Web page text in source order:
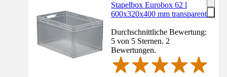
Stapelbox Eurobox 62 l
600x320x400 mm transparent
Durchschnittliche Bewertung:
5 von 5 Sternen. 2
Bewertungen.